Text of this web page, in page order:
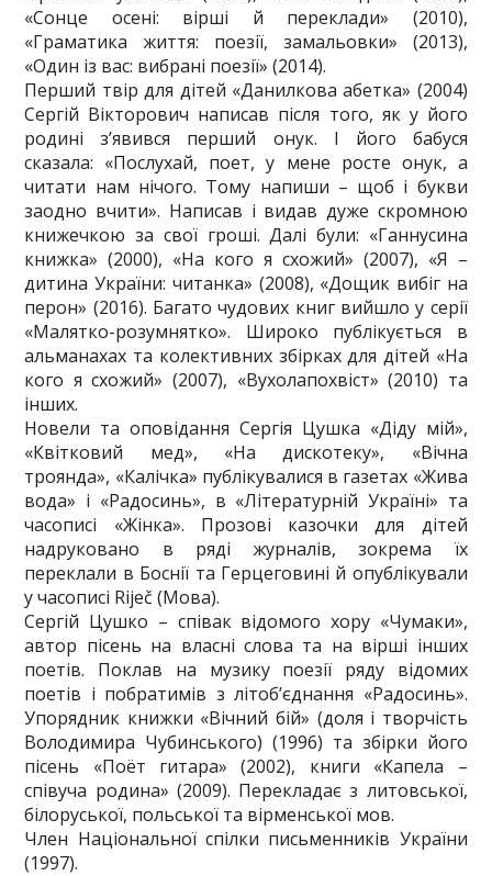
«Сонце осені: вірші й переклади» (2010),
«Граматика життя: поезії, замальовки» (2013),
«Один із вас: вибрані поезії» (2014).
Перший твір для дітей «Данилкова абетка» (2004)
Сергiй Вікторович написав після того, як у його
родині з’явився перший онук. І його бабуся
сказала: «Послухай, поет, у мене росте онук, а
читати нам нічого. Тому напиши – щоб і букви
заодно вчити». Написав і видав дуже скромною
книжечкою за свої гроші. Далі були: «Ганнусина
книжка» (2000), «На кого я схожий» (2007), «Я –
дитина України: читанка» (2008), «Дощик вибіг на
перон» (2016). Багато чудових книг вийшло у серії
«Малятко-розумнятко». Широко публікується в
альманахах та колективних збірках для дітей «На
кого я схожий» (2007), «Вухолапохвіст» (2010) та
інших.
Новели та оповідання Сергія Цушка «Діду мій»,
«Квітковий мед», «На дискотеку», «Вічна
троянда», «Калічка» публікувалися в газетах «Жива
вода» і «Радосинь», в «Літературній Україні» та
часописі «Жінка». Прозові казочки для дітей
надруковано в ряді журналів, зокрема їх
переклали в Боснії та Герцеговині й опублікували
у часописі Riječ (Мова).
Сергiй Цушко – співак відомого хору «Чумаки»,
автор пісень на власні слова та на вірші інших
поетів. Поклав на музику поезії ряду відомих
поетів і побратимів з літоб’єднання «Радосинь».
Упорядник книжки «Вічний бій» (доля і творчість
Володимира Чубинського) (1996) та збірки його
пісень «Поёт гитара» (2002), книги «Капела –
співуча родина» (2009). Перекладає з литовської,
білоруської, польської та вірменської мов.
Член Національної спілки письменників України
(1997).